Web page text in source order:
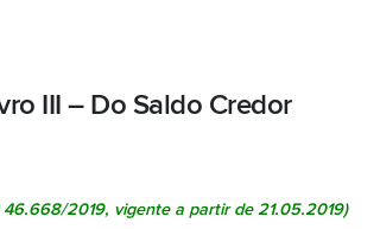
III – Do Saldo Credor
46.668/2019, vigente a partir de 21.05.2019)